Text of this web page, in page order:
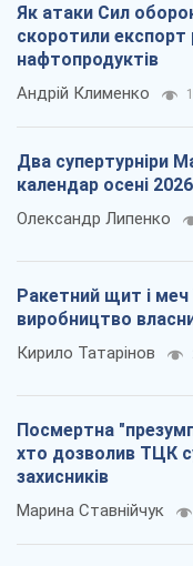
Як атаки Сил
скоротили експорт
нафтопродуктів
Андрій Клименко
Два супертурніри
календар осені
Олександр Липенко
Ракетний щит і меч
виробництво
Кирило Татарінов
Посмертна
хто дозволив ТЦК
захисників
Марина Ставнійчук